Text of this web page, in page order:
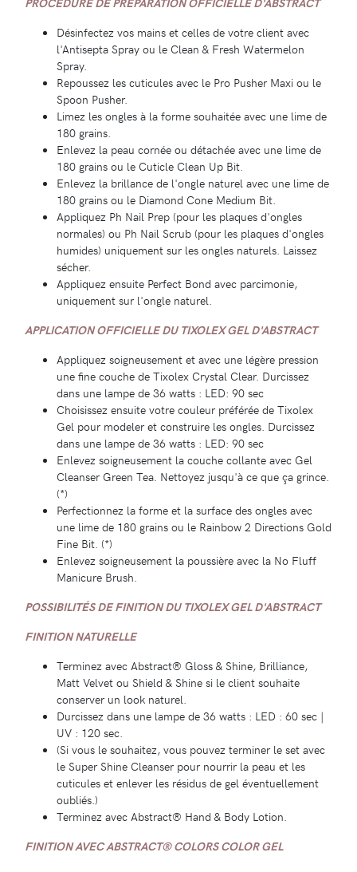
Désinfectez vos mains et celles de votre client avec
l'Antisepta Spray ou le Clean & Fresh Watermelon
Spray.
Repoussez les cuticules avec le Pro Pusher Maxi ou le
Spoon Pusher.
Limez les ongles à la forme souhaitée avec une lime de
180 grains.
Enlevez la peau cornée ou détachée avec une lime de
180 grains ou le Cuticle Clean Up Bit.
Enlevez la brillance de l'ongle naturel avec une lime de
180 grains ou le Diamond Cone Medium Bit.
Appliquez Ph Nail Prep (pour les plaques d'ongles
normales) ou Ph Nail Scrub (pour les plaques d'ongles
humides) uniquement sur les ongles naturels. Laissez
sécher.
Appliquez ensuite Perfect Bond avec parcimonie,
uniquement sur l'ongle naturel.
APPLICATION OFFICIELLE DU TIXOLEX GEL D'ABSTRACT
Appliquez soigneusement et avec une légère pression
une fine couche de Tixolex Crystal Clear. Durcissez
dans une lampe de 36 watts : LED: 90 sec
Choisissez ensuite votre couleur préférée de Tixolex
Gel pour modeler et construire les ongles. Durcissez
dans une lampe de 36 watts : LED: 90 sec
Enlevez soigneusement la couche collante avec Gel
Cleanser Green Tea. Nettoyez jusqu'à ce que ça grince.
(*)
Perfectionnez la forme et la surface des ongles avec
une lime de 180 grains ou le Rainbow 2 Directions Gold
Fine Bit. (*)
Enlevez soigneusement la poussière avec la No Fluff
Manicure Brush.
POSSIBILITÉS DE FINITION DU TIXOLEX GEL D'ABSTRACT
FINITION NATURELLE
Terminez avec Abstract® Gloss & Shine, Brilliance,
Matt Velvet ou Shield & Shine si le client souhaite
conserver un look naturel.
Durcissez dans une lampe de 36 watts : LED : 60 sec |
UV : 120 sec.
(Si vous le souhaitez, vous pouvez terminer le set avec
le Super Shine Cleanser pour nourrir la peau et les
cuticules et enlever les résidus de gel éventuellement
oubliés.)
Terminez avec Abstract® Hand & Body Lotion.
FINITION AVEC ABSTRACT® COLORS COLOR GEL